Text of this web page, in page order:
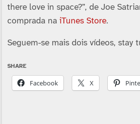
there love in space?”, de Joe
comprada na iTunes Store.
Seguem-se mais dois ví­deos, stay
SHARE
Facebook X